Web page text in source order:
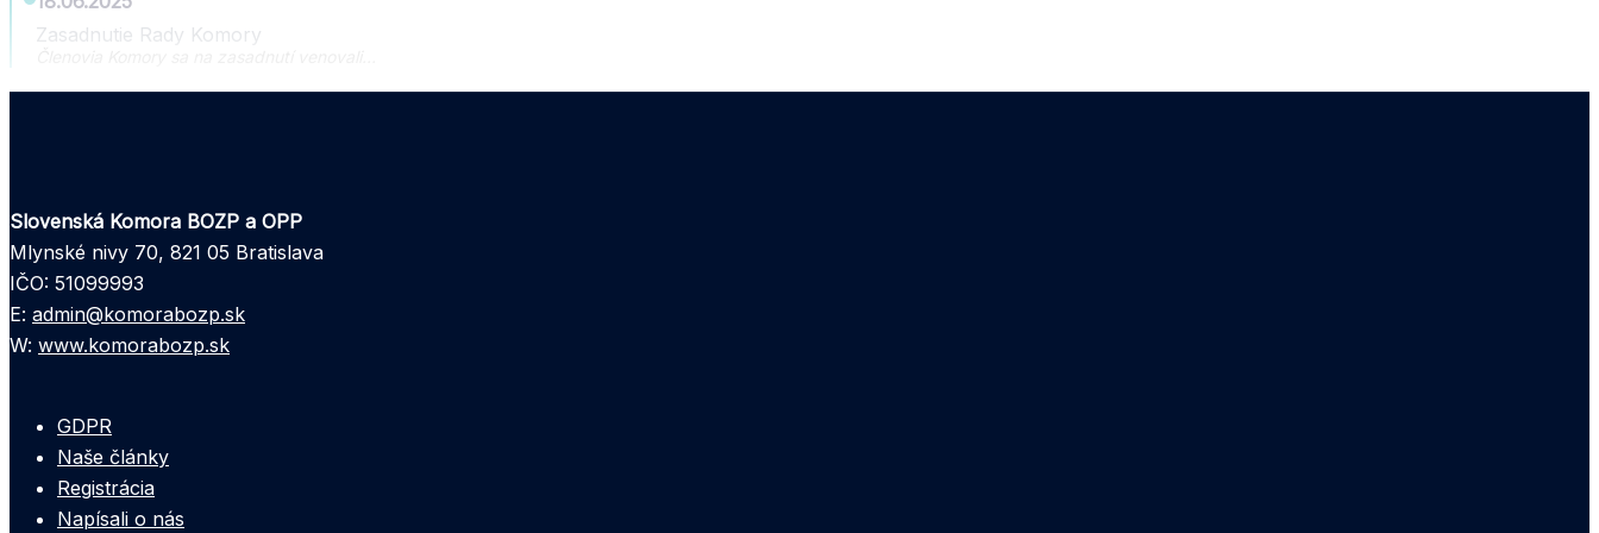
Zasadnutie Rady Komory
Slovenská Komora BOZP a OPP
Mlynské nivy 70, 821 05 Bratislava
IČO: 51099993
E: admin@komorabozp.sk
W: www.komorabozp.sk
GDPR
Naše články
Registrácia
Napísali o nás